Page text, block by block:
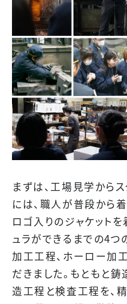
まずは、工場見学から
には、職人が普段から
ロゴ入りのジャケット
ュラができるまでの4つ
加工工程、ホーロー加
だきました。もともと
造工程と検査工程を、